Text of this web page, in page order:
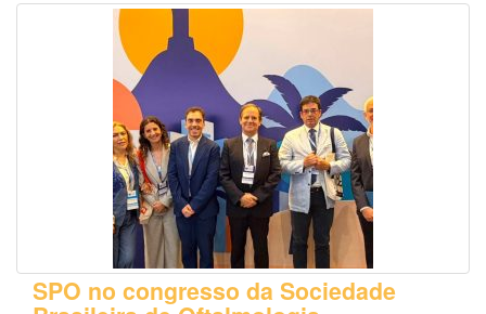
SPO no congresso da Sociedade